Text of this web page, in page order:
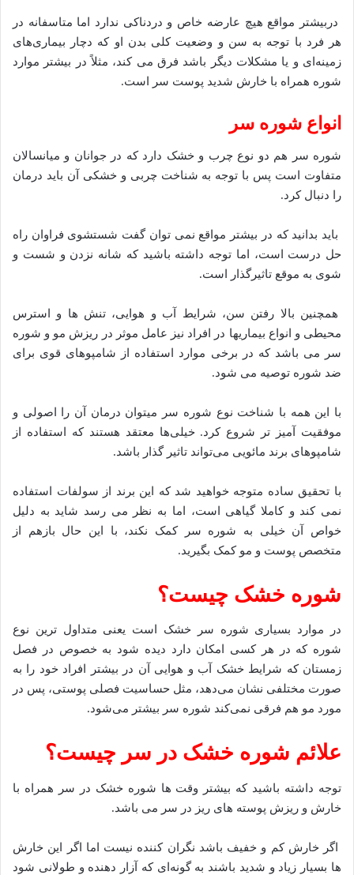
دربیشتر مواقع هیچ عارضه خاص و دردناکی ندارد اما متاسفانه در
هر فرد با توجه به سن و وضعیت کلی بدن او که دچار بیماری‌های
زمینه‌ای و یا مشکلات دیگر باشد فرق می کند، مثلاً در بیشتر موارد
شوره همراه با خارش شدید پوست سر است.
انواع شوره سر
شوره سر هم دو نوع چرب و خشک دارد که در جوانان و میانسالان
متفاوت است پس با توجه به شناخت چربی و خشکی آن باید درمان
را دنبال کرد.
باید بدانید که در بیشتر مواقع نمی توان گفت شستشوی فراوان راه
حل درست است، اما توجه داشته باشید که شانه نزدن و شست و
شوی به موقع تاثیرگذار است.
همچنین بالا رفتن سن، شرایط آب و هوایی، تنش ها و استرس
محیطی و انواع بیماریها در افراد نیز عامل موثر در ریزش مو و شوره
سر می باشد که در برخی موارد استفاده از شامپوهای قوی برای
ضد شوره توصیه می شود.
با این همه با شناخت نوع شوره سر میتوان درمان آن را اصولی و
موفقیت آمیز تر شروع کرد. خیلی‌ها معتقد هستند که استفاده از
شامپوهای برند مائویی می‌تواند تاثیر گذار باشد.
با تحقیق ساده متوجه خواهید شد که این برند از سولفات استفاده
نمی کند و کاملا گیاهی است، اما به نظر می رسد شاید به دلیل
خواص آن خیلی به شوره سر کمک نکند، با این حال بازهم از
متخصص پوست و مو کمک بگیرید.
شوره خشک چیست؟
در موارد بسیاری شوره سر خشک است یعنی متداول ترین نوع
شوره که در هر کسی امکان دارد دیده شود به خصوص در فصل
زمستان که شرایط خشک آب و هوایی آن در بیشتر افراد خود را به
صورت مختلفی نشان می‌دهد، مثل حساسیت فصلی پوستی، پس در
مورد مو هم فرقی نمی‌کند شوره سر بیشتر می‌شود.
علائم شوره خشک در سر چیست؟
توجه داشته باشید که بیشتر وقت ها شوره خشک در سر همراه با
خارش و ریزش پوسته های ریز در سر می باشد.
اگر خارش کم و خفیف باشد نگران کننده نیست اما اگر این خارش
ها بسیار زیاد و شدید باشند به گونه‌ای که آزار دهنده و طولانی شود